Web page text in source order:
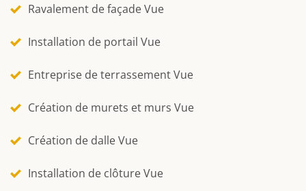
Ravalement de façade Vue
Installation de portail Vue
Entreprise de terrassement Vue
Création de murets et murs Vue
Création de dalle Vue
Installation de clôture Vue